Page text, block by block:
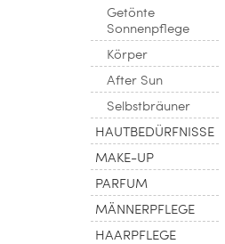
Getönte
Sonnenpflege
Körper
After Sun
Selbstbräuner
HAUTBEDÜRFNISSE
MAKE-UP
PARFUM
MÄNNERPFLEGE
HAARPFLEGE